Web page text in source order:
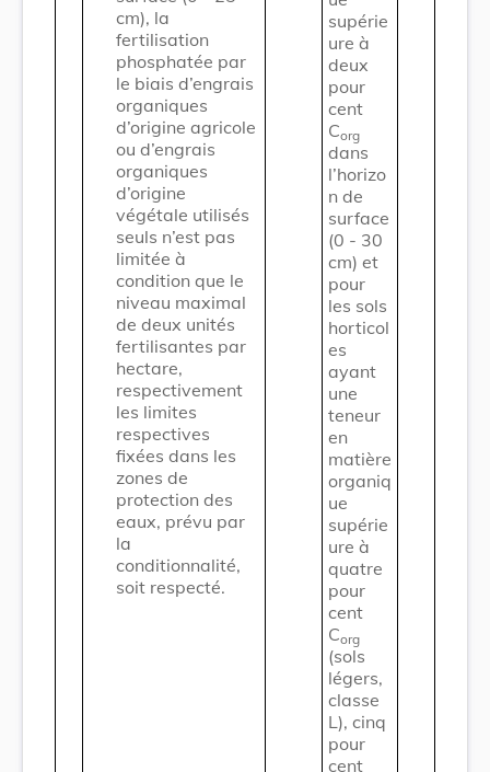
cm), la
fertilisation
phosphatée par
le biais d’engrais
organiques
d’origine agricole
ou d’engrais
organiques
d’origine
végétale utilisés
seuls n’est pas
limitée à
condition que le
niveau maximal
de deux unités
fertilisantes par
hectare,
respectivement
les limites
respectives
fixées dans les
zones de
protection des
eaux, prévu par
la
conditionnalité,
soit respecté.
supérie
ure à
deux
pour
cent
Corg
dans
l’horizo
n de
surface
(0 - 30
cm) et
pour
les sols
horticol
es
ayant
une
teneur
en
matière
organiq
ue
supérie
ure à
quatre
pour
cent
Corg
(sols
légers,
classe
L), cinq
pour
cent